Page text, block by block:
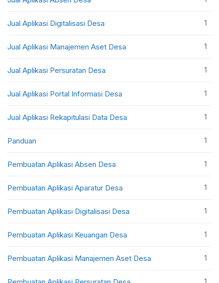
Jual Aplikasi Digitalisasi Desa 1
Jual Aplikasi Manajemen Aset Desa 1
Jual Aplikasi Persuratan Desa 1
Jual Aplikasi Portal Informasi Desa 1
Jual Aplikasi Rekapitulasi Data Desa 1
Panduan 1
Pembuatan Aplikasi Absen Desa 1
Pembuatan Aplikasi Aparatur Desa 1
Pembuatan Aplikasi Digitalisasi Desa 1
Pembuatan Aplikasi Keuangan Desa 1
Pembuatan Aplikasi Manajemen Aset Desa 1